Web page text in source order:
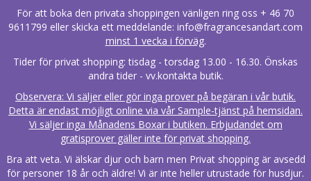
För att boka den privata shoppingen vänligen ring oss + 46 70
9611799 eller skicka ett meddelande: info@fragrancesandart.com
minst 1 vecka i förväg.
Tider för privat shopping: tisdag - torsdag 13.00 - 16.30. Önskas
andra tider - vv.kontakta butik.
Observera: Vi säljer eller gör inga prover på begäran i vår butik.
Detta är endast möjligt online via vår Sample-tjänst på hemsidan.
Vi säljer inga Månadens Boxar i butiken. Erbjudandet om
gratisprover gäller inte för privat shopping.
Bra att veta. Vi älskar djur och barn men Privat shopping är avsedd
för personer 18 år och äldre! Vi är inte heller utrustade för husdjur.